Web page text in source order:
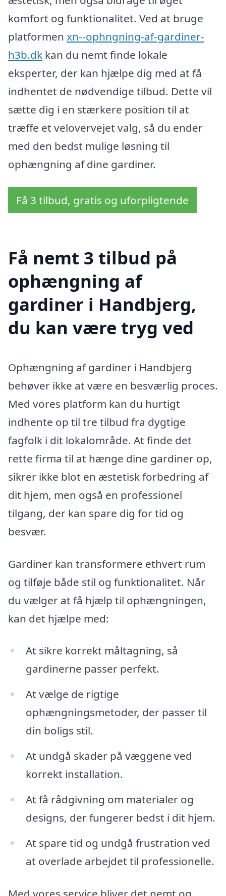
komfort og funktionalitet. Ved at bruge
platformen xn--ophngning-af-gardiner-
h3b.dk kan du nemt finde lokale
eksperter, der kan hjælpe dig med at få
indhentet de nødvendige tilbud. Dette vil
sætte dig i en stærkere position til at
træffe et velovervejet valg, så du ender
med den bedst mulige løsning til
ophængning af dine gardiner.
Få 3 tilbud, gratis og uforpligtende
Få nemt 3 tilbud på
ophængning af
gardiner i Handbjerg,
du kan være tryg ved
Ophængning af gardiner i Handbjerg
behøver ikke at være en besværlig proces.
Med vores platform kan du hurtigt
indhente op til tre tilbud fra dygtige
fagfolk i dit lokalområde. At finde det
rette firma til at hænge dine gardiner op,
sikrer ikke blot en æstetisk forbedring af
dit hjem, men også en professionel
tilgang, der kan spare dig for tid og
besvær.
Gardiner kan transformere ethvert rum
og tilføje både stil og funktionalitet. Når
du vælger at få hjælp til ophængningen,
kan det hjælpe med:
At sikre korrekt måltagning, så
gardinerne passer perfekt.
At vælge de rigtige
ophængningsmetoder, der passer til
din boligs stil.
At undgå skader på væggene ved
korrekt installation.
At få rådgivning om materialer og
designs, der fungerer bedst i dit hjem.
At spare tid og undgå frustration ved
at overlade arbejdet til professionelle.